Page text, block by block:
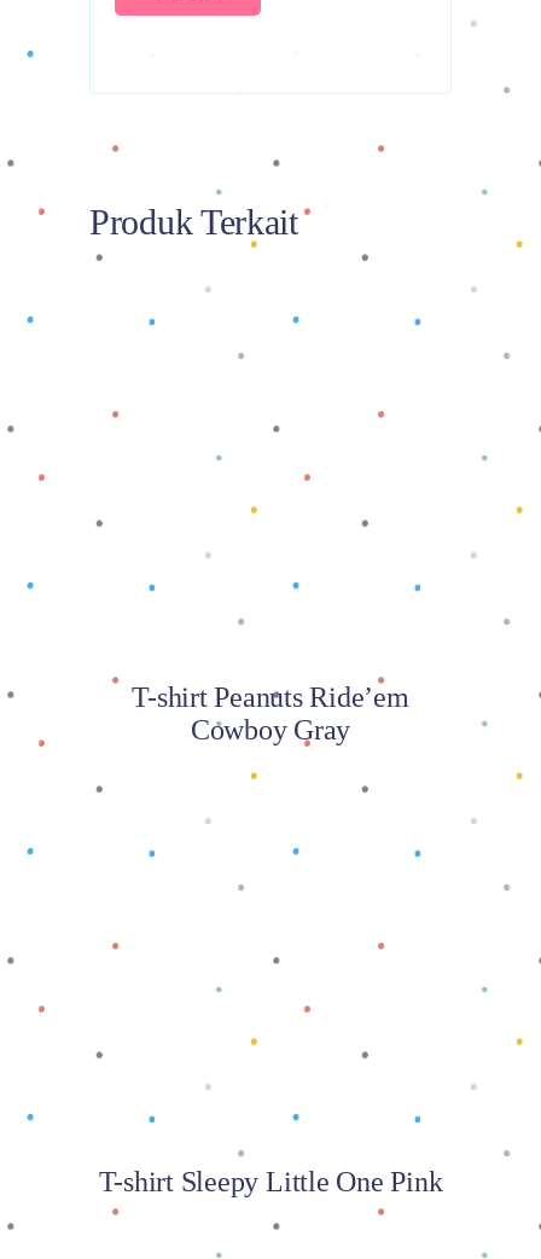
Produk Terkait
Baca selengkapnya
T-shirt Peanuts Ride’em
Cowboy Gray
Baca selengkapnya
T-shirt Sleepy Little One Pink